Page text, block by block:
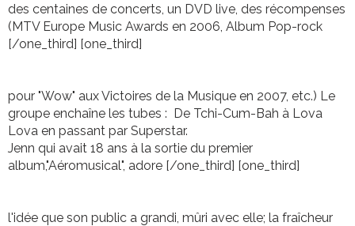
des centaines de concerts, un DVD live, des récompenses
(MTV Europe Music Awards en 2006, Album Pop-rock
[/one_third] [one_third]
pour "Wow" aux Victoires de la Musique en 2007, etc.) Le
groupe enchaîne les tubes : De Tchi-Cum-Bah à Lova
Lova en passant par Superstar.
Jenn qui avait 18 ans à la sortie du premier
album,"Aéromusical", adore [/one_third] [one_third]
l'idée que son public a grandi, mûri avec elle; la fraîcheur